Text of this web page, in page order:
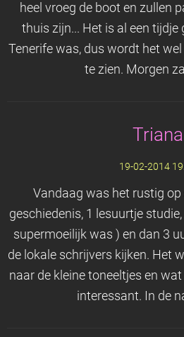
heel vroeg de boot en zullen
thuis zijn... Het is al een tijdje
Tenerife was, dus wordt het
te zien. Morgen
Triana
19-02-2014
Vandaag was het rustig
geschiedenis, 1 lesuurtje
supermoeilijk was ) en dan 3
de lokale schrijvers kijken. Het
naar de kleine toneeltjes en
interessant. In de